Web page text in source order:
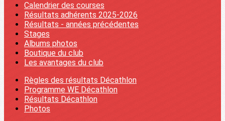
Calendrier des courses
Résultats adhérents 2025-2026
Résultats - années précédentes
Stages
Albums photos
Boutique du club
Les avantages du club
Règles des résultats Décathlon
Programme WE Décathlon
Résultats Décathlon
Photos